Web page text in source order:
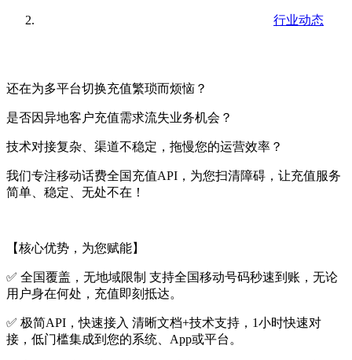
行业动态
还在为多平台切换充值繁琐而烦恼？
是否因异地客户充值需求流失业务机会？
技术对接复杂、渠道不稳定，拖慢您的运营效率？
我们专注移动话费全国充值API，为您扫清障碍，让充值服务
简单、稳定、无处不在！
【核心优势，为您赋能】
✅ 全国覆盖，无地域限制 支持全国移动号码秒速到账，无论
用户身在何处，充值即刻抵达。
✅ 极简API，快速接入 清晰文档+技术支持，1小时快速对
接，低门槛集成到您的系统、App或平台。